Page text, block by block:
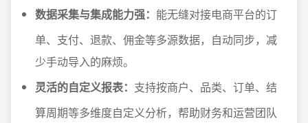
数据采集与集成能力强： 能无缝对接电商平台的订
单、支付、退款、佣金等多源数据，自动同步，减
少手动导入的麻烦。
灵活的自定义报表： 支持按商户、品类、订单、结
算周期等多维度自定义分析，帮助财务和运营团队